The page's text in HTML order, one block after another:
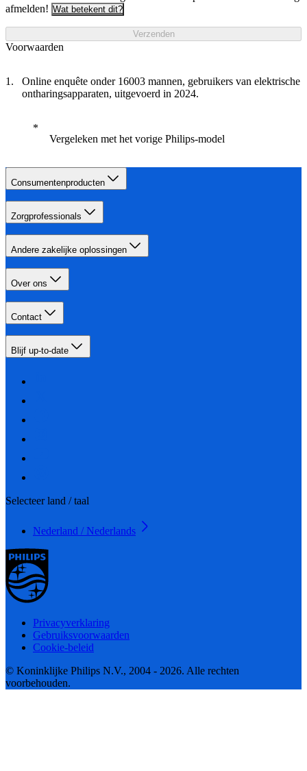
afmelden! Wat betekent dit?
Verzenden
Voorwaarden
Online enquête onder 16003 mannen, gebruikers van elektrische
ontharingsapparaten, uitgevoerd in 2024.
Vergeleken met het vorige Philips-model
Consumentenproducten
Zorgprofessionals
Andere zakelijke oplossingen
Over ons
Contact
Blijf up-to-date
Selecteer land / taal
Nederland / Nederlands
Privacyverklaring
Gebruiksvoorwaarden
Cookie-beleid
© Koninklijke Philips N.V., 2004 - 2026. Alle rechten
voorbehouden.